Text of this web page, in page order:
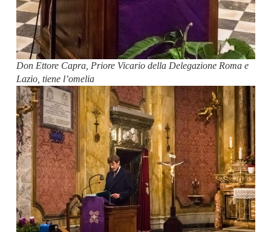
Don Ettore Capra, Priore Vicario della Delegazione Roma e
Lazio, tiene l’omelia